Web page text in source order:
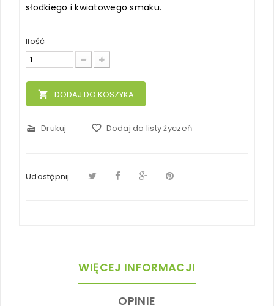
słodkiego i kwiatowego smaku.
Ilość
local_grocery_store DODAJ DO KOSZYKA
scanner Drukuj favorite_border Dodaj do listy życzeń
Udostępnij
WIĘCEJ INFORMACJI
OPINIE